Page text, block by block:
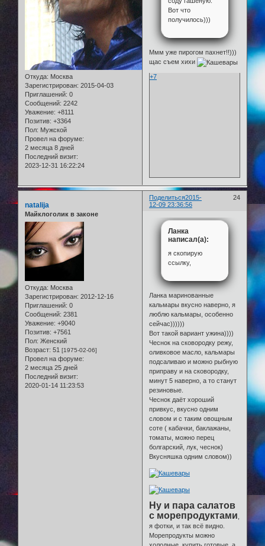
Откуда: Москва
Зарегистрирован: 2015-04-03
Приглашений: 0
Сообщений: 2242
Уважение: +8111
Позитив: +3364
Пол: Мужской
Провел на форуме:
2 месяца 8 дней
Последний визит:
2023-12-31 16:22:24
Вот что
получилось)))
Ммм уже пирогом пахнет!!)))
щас съем хихи
+7
Поделиться 24
2015-
12-09 23:36:56
natalija
Майклоголик в законе
Откуда: Москва
Зарегистрирован: 2012-12-16
Приглашений: 0
Сообщений: 2381
Уважение: +9040
Позитив: +7561
Пол: Женский
Возраст: 51 [1975-02-06]
Провел на форуме:
2 месяца 25 дней
Последний визит:
2020-01-14 11:23:53
Ланка
написал(а):
я скопирую
ссылку,
Ланка маринованные
кальмары вкусно наверно, я
люблю кальмары, особенно
сейчас))))))
Вот такой вариант ужина))))
Чеснок на сковородку режу,
оливковое масло, кальмары
подсаливаю и можно рыбную
приправу и на сковородку,
минут 5 наверно, а то станут
резиновые.
Чеснок даёт хороший
привкус, вкусно одним
словом и с таким овощным
соте ( кабачки, баклажаны,
томаты, можно перец
болгарский, лук, чеснок)
Вкусняшка одним словом))
Ну и пара салатов
с морепродуктами
я фотки, и так всё видно.
Морепродукты можно